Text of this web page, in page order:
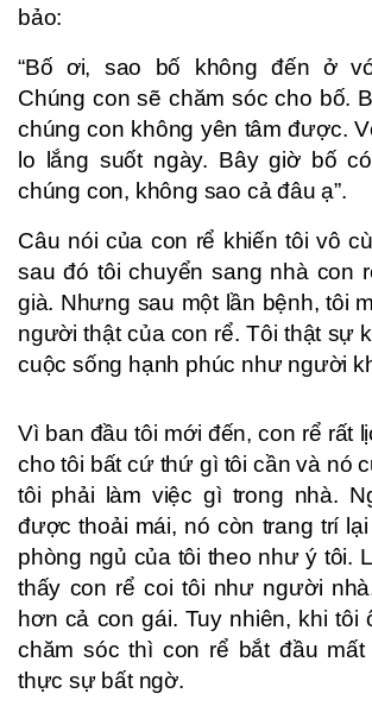
bảo:
“Bố ơi, sao bố không đến ở
Chúng con sẽ chăm sóc cho bố.
chúng con không yên tâm được.
lo lắng suốt ngày. Bây giờ bố
chúng con, không sao cả đâu ạ”.
Câu nói của con rể khiến tôi vô
sau đó tôi chuyển sang nhà con
già. Nhưng sau một lần bệnh, tôi
người thật của con rể. Tôi thật sự
cuộc sống hạnh phúc như người
Vì ban đầu tôi mới đến, con rể rất
cho tôi bất cứ thứ gì tôi cần và nó
tôi phải làm việc gì trong nhà.
được thoải mái, nó còn trang trí
phòng ngủ của tôi theo như ý tôi.
thấy con rể coi tôi như người
hơn cả con gái. Tuy nhiên, khi tôi
chăm sóc thì con rể bắt đầu mất
thực sự bất ngờ.